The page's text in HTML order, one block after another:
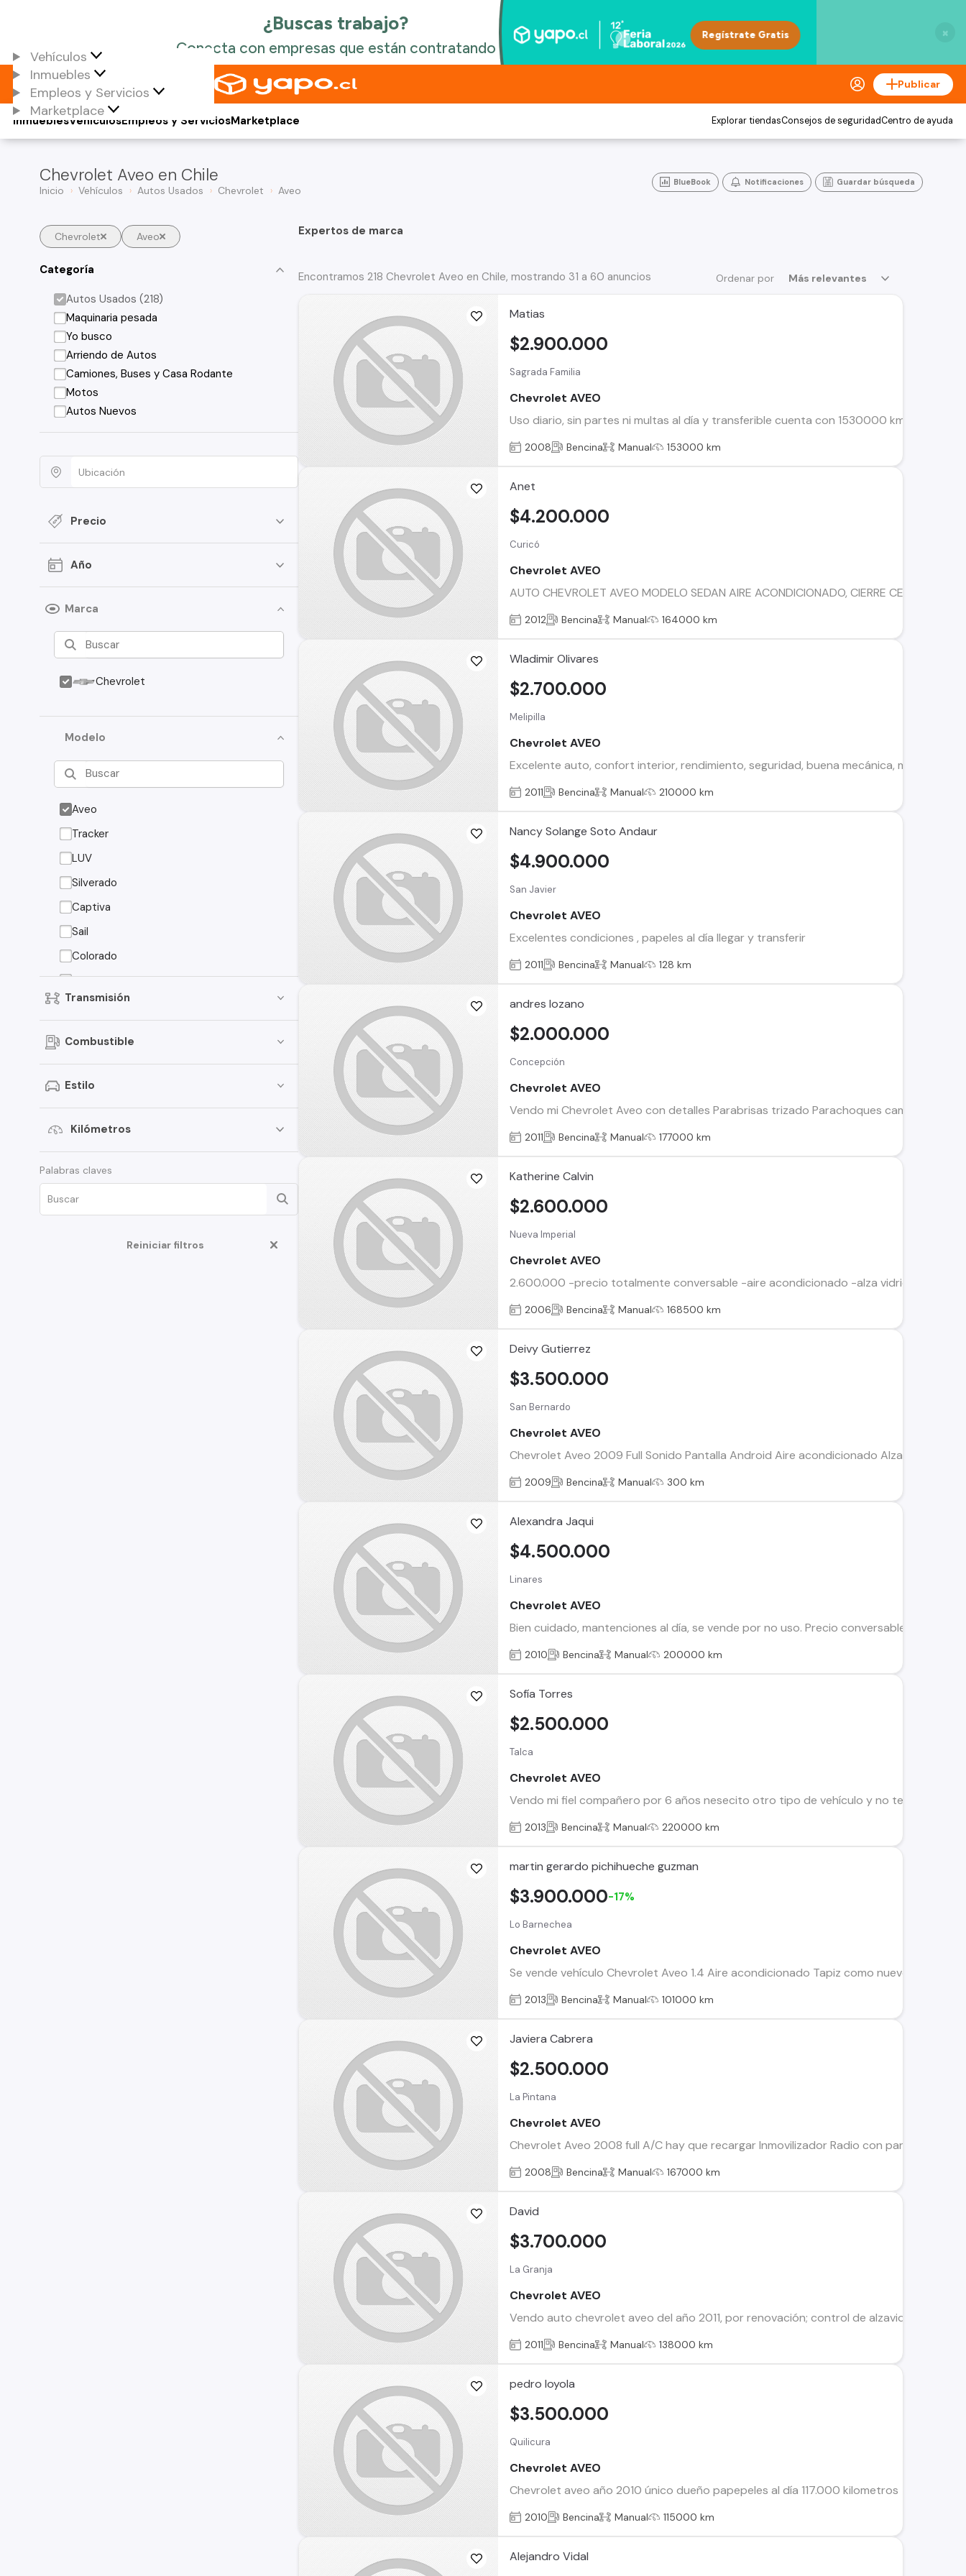
×
Vehículos
Inmuebles
Empleos y Servicios
Marketplace
Publicar
Vehículos
Inmuebles Empleos y ServiciosMarketplace Explorar tiendasConsejos de seguridadCentro de ayuda
Chevrolet Aveo en Chile
Inicio Vehículos Autos Usados Chevrolet Aveo
BlueBook Notificaciones Guardar búsqueda
Chevrolet Aveo
Categoría
Autos Usados (218)
Maquinaria pesada
Yo busco
Arriendo de Autos
Camiones, Buses y Casa Rodante
Motos
Autos Nuevos
Precio
Año
Marca
Chevrolet
Modelo
Aveo
Tracker
LUV
Silverado
Captiva
Sail
Colorado
Groove
Onix
Traverse
Corsa
Montana
Tahoe
Optra
Transmisión
Combustible
Estilo
Kilómetros
Palabras claves
Reiniciar filtros
Expertos de marca
Ordenar por Más relevantes
Encontramos 218 Chevrolet Aveo en Chile, mostrando 31 a 60 anuncios
Matias
Sagrada Familia
Chevrolet AVEO
Uso diario, sin partes ni multas al día y transferible cuenta con 1530000 km precio
$2.900.000
2008 Bencina Manual 153000 km
Anet
Curicó
Chevrolet AVEO
AUTO CHEVROLET AVEO MODELO SEDAN AIRE ACONDICIONADO, CIERRE
$4.200.000
2012 Bencina Manual 164000 km
Wladimir Olivares
Melipilla
Chevrolet AVEO
Excelente auto, confort interior, rendimiento, seguridad, buena mecánica,
$2.700.000
2011 Bencina Manual 210000 km
Nancy Solange Soto Andaur
San Javier
Chevrolet AVEO
Excelentes condiciones , papeles al día llegar y transferir
$4.900.000
2011 Bencina Manual 128 km
andres lozano
Concepción
Chevrolet AVEO
Vendo mi Chevrolet Aveo con detalles Parabrisas trizado Parachoques cambiados
$2.000.000
2011 Bencina Manual 177000 km
Katherine Calvin
Nueva Imperial
Chevrolet AVEO
2.600.000 -precio totalmente conversable -aire acondicionado -alza vidrio en las 4
$2.600.000
2006 Bencina Manual 168500 km
Deivy Gutierrez
San Bernardo
Chevrolet AVEO
Chevrolet Aveo 2009 Full Sonido Pantalla Android Aire acondicionado Alzavidrios
$3.500.000
2009 Bencina Manual 300 km
Alexandra Jaqui
Linares
Chevrolet AVEO
Bien cuidado, mantenciones al día, se vende por no uso. Precio conversable
$4.500.000
2010 Bencina Manual 200000 km
Sofía Torres
Talca
Chevrolet AVEO
Vendo mi fiel compañero por 6 años nesecito otro tipo de vehículo y no tengo plata
$2.500.000
2013 Bencina Manual 220000 km
martin gerardo pichihueche guzman
Lo Barnechea
Chevrolet AVEO
Se vende vehículo Chevrolet Aveo 1.4 Aire acondicionado Tapiz como nuevo
$3.900.000-17%
2013 Bencina Manual 101000 km
Javiera Cabrera
La Pintana
Chevrolet AVEO
Chevrolet Aveo 2008 full A/C hay que recargar Inmovilizador Radio con pantalla
$2.500.000
2008 Bencina Manual 167000 km
David
La Granja
Chevrolet AVEO
Vendo auto chevrolet aveo del año 2011, por renovación; control de alzavidrios
$3.700.000
2011 Bencina Manual 138000 km
pedro loyola
Quilicura
Chevrolet AVEO
Chevrolet aveo año 2010 único dueño papepeles al día 117.000 kilometros
$3.500.000
2010 Bencina Manual 115000 km
Alejandro Vidal